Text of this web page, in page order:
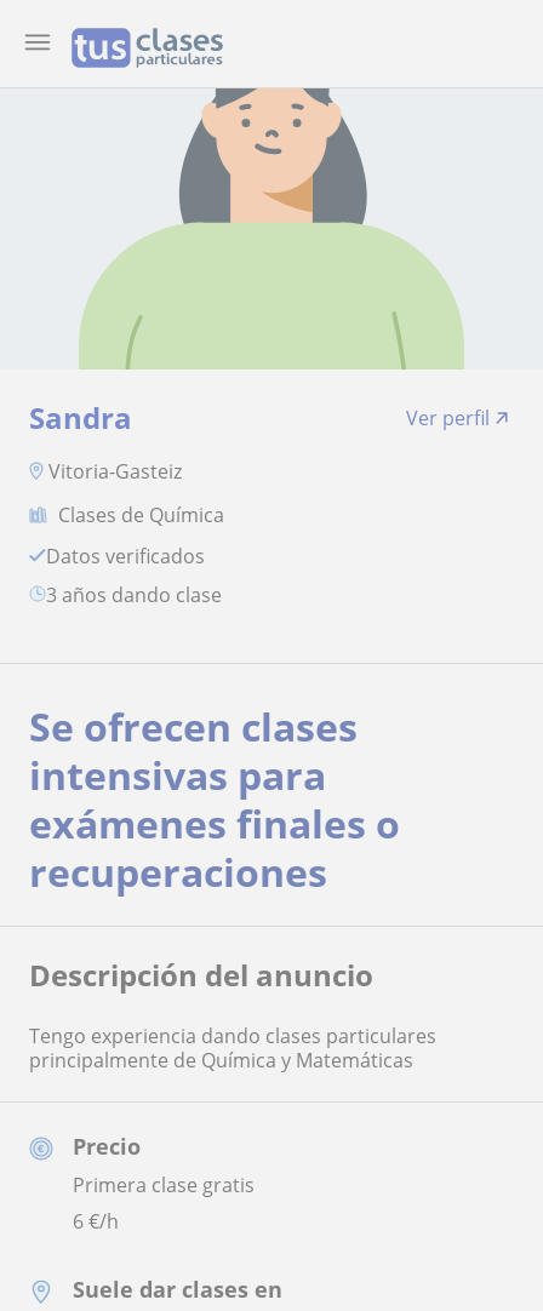
Sandra
Ver perfil
Vitoria-Gasteiz
Clases de Química
Datos verificados
3 años dando clase
Precio
Primera clase gratis
6€/h
Suele dar clases en
Se ofrecen clases
intensivas para
exámenes finales o
recuperaciones
Descripción del anuncio
Tengo experiencia dando clases particulares
principalmente de Química y Matemáticas